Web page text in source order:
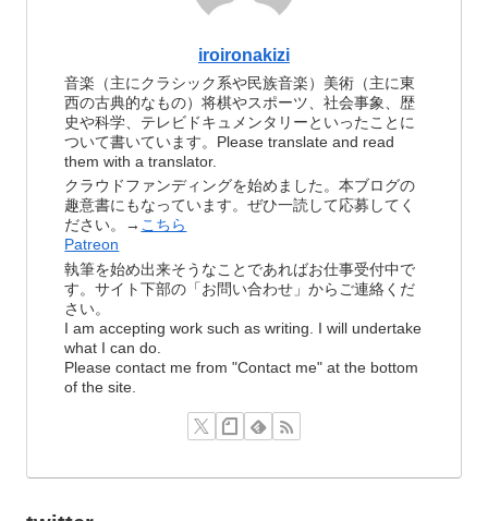
iroironakizi
音楽（主にクラシック系や民族音楽）美術（主に東
西の古典的なもの）将棋やスポーツ、社会事象、歴
史や科学、テレビドキュメンタリーといったことに
ついて書いています。Please translate and read
them with a translator.
クラウドファンディングを始めました。本ブログの
趣意書にもなっています。ぜひ一読して応募してく
ださい。→ こちら
Patreon
執筆を始め出来そうなことであればお仕事受付中で
す。サイト下部の「お問い合わせ」からご連絡くだ
さい。
I am accepting work such as writing. I will undertake
what I can do.
Please contact me from "Contact me" at the bottom
of the site.